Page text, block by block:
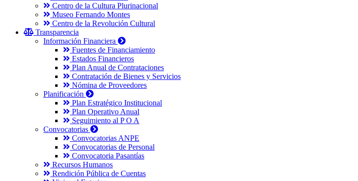
Centro de la Cultura Plurinacional
Museo Fernando Montes
Centro de la Revolución Cultural
Transparencia
Información Financiera
Fuentes de Financiamiento
Estados Financieros
Plan Anual de Contrataciones
Contratación de Bienes y Servicios
Nómina de Proveedores
Planificación
Plan Estratégico Institucional
Plan Operativo Anual
Seguimiento al P O A
Convocatorias
Convocatorias ANPE
Convocatorias de Personal
Convocatoria Pasantías
Recursos Humanos
Rendición Pública de Cuentas